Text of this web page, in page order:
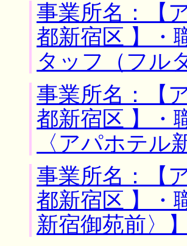
事業所名：【
都新宿区 】
タッフ（フル
事業所名：【
都新宿区 】
〈アパホテル
事業所名：【
都新宿区 】・
新宿御苑前〉】